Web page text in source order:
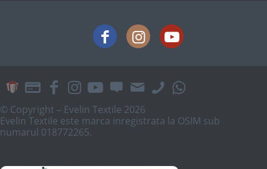
© Copyright – Evelin Textile 2026
Evelin Textile este marca inregistrata la OSIM sub
numarul 018772265.